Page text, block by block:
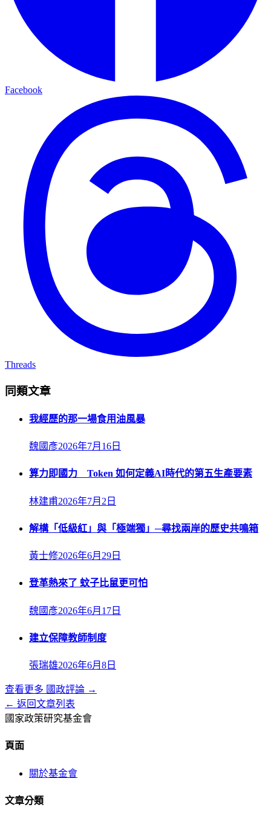
Facebook
Threads
同類文章
我經歷的那一場食用油風暴
魏國彥2026年7月16日
算力即國力 Token 如何定義AI時代的第五生產要素
林建甫2026年7月2日
解構「低級紅」與「極端獨」─尋找兩岸的歷史共鳴箱
黃士修2026年6月29日
登革熱來了 蚊子比鼠更可怕
魏國彥2026年6月17日
建立保障教師制度
張瑞雄2026年6月8日
查看更多 國政評論 →
← 返回文章列表
國家政策研究基金會
頁面
關於基金會
文章分類